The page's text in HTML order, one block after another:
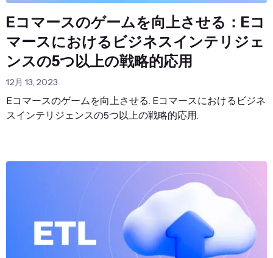
Eコマースのゲームを向上させる：Eコ
マースにおけるビジネスインテリジェ
ンスの5つ以上の戦略的応用
12月 13, 2023
Eコマースのゲームを向上させる. Eコマースにおけるビジネ
スインテリジェンスの5つ以上の戦略的応用.